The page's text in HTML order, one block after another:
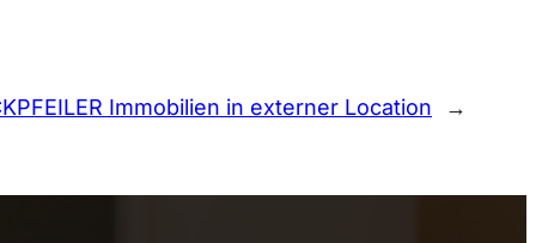
Immobilien in externer Location →